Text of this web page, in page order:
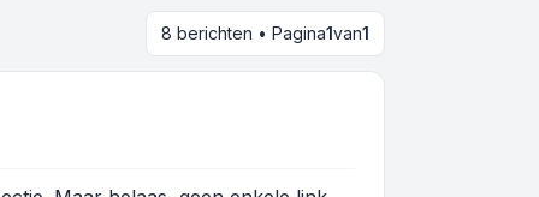
8 berichten • Pagina1van1